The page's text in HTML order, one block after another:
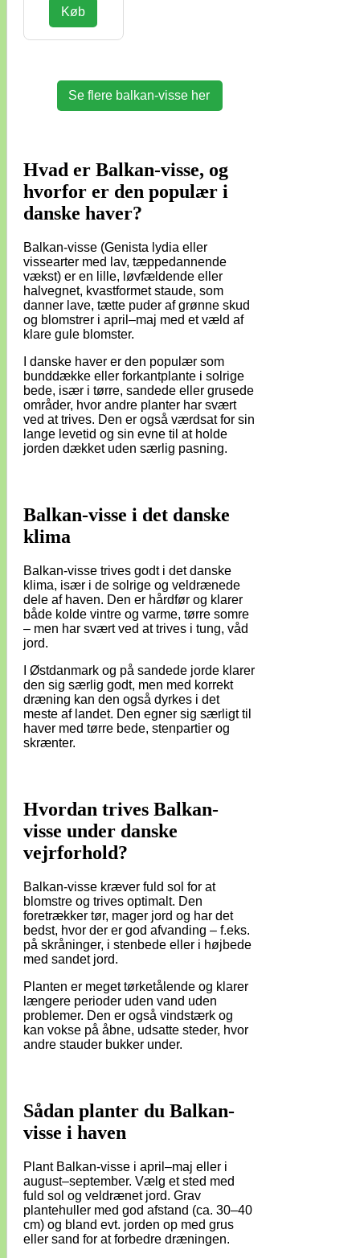
Køb
Se flere balkan-visse her
Hvad er Balkan-visse, og
hvorfor er den populær i
danske haver?
Balkan-visse (Genista lydia eller
vissearter med lav, tæppedannende
vækst) er en lille, løvfældende eller
halvegnet, kvastformet staude, som
danner lave, tætte puder af grønne skud
og blomstrer i april–maj med et væld af
klare gule blomster.
I danske haver er den populær som
bunddække eller forkantplante i solrige
bede, især i tørre, sandede eller grusede
områder, hvor andre planter har svært
ved at trives. Den er også værdsat for sin
lange levetid og sin evne til at holde
jorden dækket uden særlig pasning.
Balkan-visse i det danske
klima
Balkan-visse trives godt i det danske
klima, især i de solrige og veldrænede
dele af haven. Den er hårdfør og klarer
både kolde vintre og varme, tørre somre
– men har svært ved at trives i tung, våd
jord.
I Østdanmark og på sandede jorde klarer
den sig særlig godt, men med korrekt
dræning kan den også dyrkes i det
meste af landet. Den egner sig særligt til
haver med tørre bede, stenpartier og
skrænter.
Hvordan trives Balkan-
visse under danske
vejrforhold?
Balkan-visse kræver fuld sol for at
blomstre og trives optimalt. Den
foretrækker tør, mager jord og har det
bedst, hvor der er god afvanding – f.eks.
på skråninger, i stenbede eller i højbede
med sandet jord.
Planten er meget tørketålende og klarer
længere perioder uden vand uden
problemer. Den er også vindstærk og
kan vokse på åbne, udsatte steder, hvor
andre stauder bukker under.
Sådan planter du Balkan-
visse i haven
Plant Balkan-visse i april–maj eller i
august–september. Vælg et sted med
fuld sol og veldrænet jord. Grav
plantehuller med god afstand (ca. 30–40
cm) og bland evt. jorden op med grus
eller sand for at forbedre dræningen.